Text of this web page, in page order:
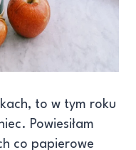
to w tym roku
Powiesiłam
co papierowe